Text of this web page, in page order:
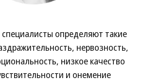
специалисты определяют такие
нервозность,
низкое качество
и онемение